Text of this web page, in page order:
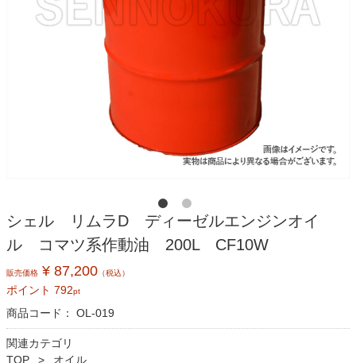
シェル リムラD ディーゼルエンジンオイ
ル コマツ系作動油 200L CF10W
販売価格 ¥ 87,200 （税込）
ポイント 792pt
商品コード： OL-019
関連カテゴリ
TOP
オイル